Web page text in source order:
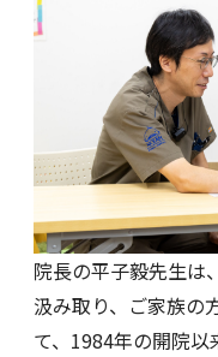
院長の平子毅先生は
汲み取り、ご家族の
て、1984年の開院